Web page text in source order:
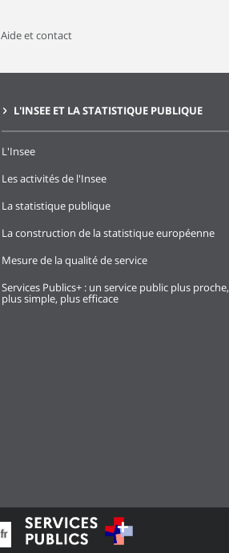
Aide et contact
L'INSEE ET LA STATISTIQUE PUBLIQUE
L'Insee
Les activités de l'Insee
La statistique publique
La construction de la statistique européenne
Mesure de la qualité de service
Services Publics+ : un service public plus proche,
plus simple, plus efficace